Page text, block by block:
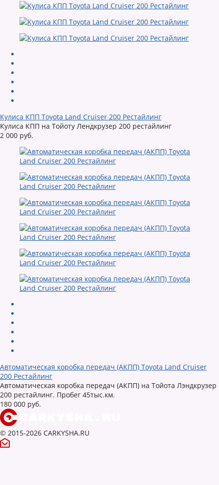
Кулиса КПП Toyota Land Cruiser 200 Рестайлинг
Кулиса КПП на Тойоту Лендкрузер 200 рестайлинг
2 000 руб.
Автоматическая коробка передач (АКПП) Toyota Land Cruiser
200 Рестайлинг
Автоматическая коробка передач (АКПП) на Тойота Лэндкрузер
200 рестайлинг. Пробег 45тыс.км.
180 000 руб.
© 2015-2026 CARKYSHA.RU